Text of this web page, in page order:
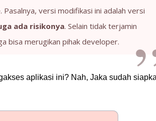
versi modifikasi ini adalah versi
ada risikonya. Selain tidak terjamin
bisa merugikan pihak developer.
aplikasi ini? Nah, Jaka sudah